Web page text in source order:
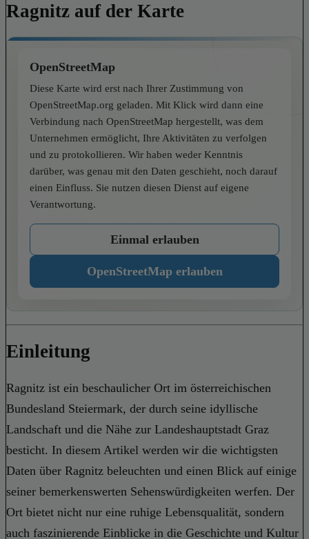
Ragnitz auf der Karte
OpenStreetMap
Diese Karte wird erst nach Ihrer Zustimmung von
OpenStreetMap.org geladen. Mit Klick wird dann eine
Verbindung nach OpenStreetMap hergestellt, was dem
Unternehmen ermöglicht, Ihre Aktivitäten zu verfolgen
und zu protokollieren. Wir haben weder Kenntnis
darüber, was genau mit den Daten geschieht, noch darauf
einen Einfluss. Sie nutzen diesen Dienst auf eigene
Verantwortung.
Einmal erlauben
OpenStreetMap erlauben
Einleitung
Ragnitz ist ein beschaulicher Ort im österreichischen
Bundesland Steiermark, der durch seine idyllische
Landschaft und die Nähe zur Landeshauptstadt Graz
besticht. In diesem Artikel werden wir die wichtigsten
Daten über Ragnitz beleuchten und einen Blick auf einige
seiner bemerkenswerten Sehenswürdigkeiten werfen. Der
Ort bietet nicht nur eine ruhige Lebensqualität, sondern
auch faszinierende Einblicke in die Geschichte und Kultur